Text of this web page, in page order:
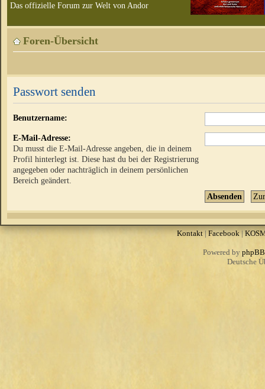
Das offizielle Forum zur Welt von Andor
Foren-Übersicht
Passwort senden
Benutzername:
E-Mail-Adresse:
Du musst die E-Mail-Adresse angeben, die in deinem
Profil hinterlegt ist. Diese hast du bei der Registrierung
angegeben oder nachträglich in deinem persönlichen
Bereich geändert.
Kontakt| Facebook |
Powered by phpBB
Deutsche